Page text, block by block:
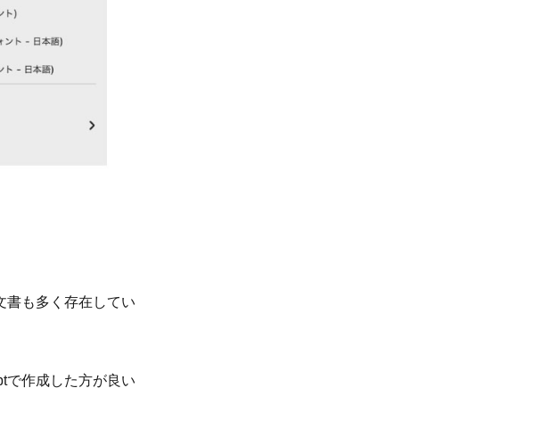
書も多く存在してい
で作成した方が良い